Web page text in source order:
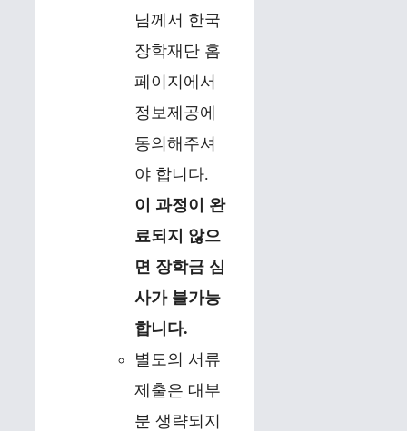
님께서 한국
장학재단 홈
페이지에서
정보제공에
동의해주셔
야 합니다.
이 과정이 완
료되지 않으
면 장학금 심
사가 불가능
합니다.
별도의 서류
제출은 대부
분 생략되지